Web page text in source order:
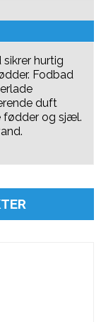
hurtig
Fodbad
duft
fødder og sjæl.